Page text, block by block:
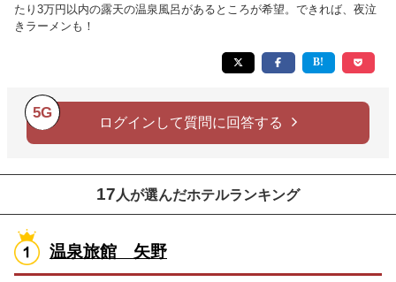
たり3万円以内の露天の温泉風呂があるところが希望。できれば、夜泣
きラーメンも！
5G
ログインして質問に回答する
17 人が選んだホテルランキング
温泉旅館 矢野